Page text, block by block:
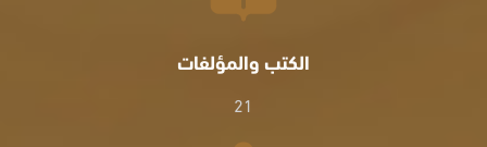
الكتب والمؤلفات
21